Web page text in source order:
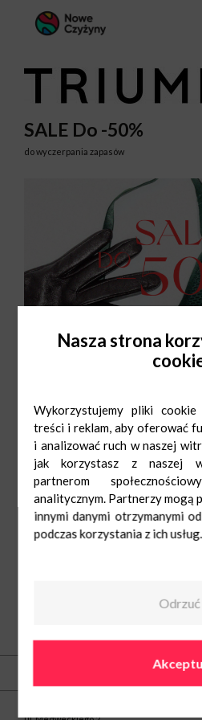
SALE Do -50%
do wyczerpania zapasów
O nas
Nasza strona
Wykorzystujemy pliki cookie
treści i reklam, aby oferować
i analizować ruch w naszej
jak korzystasz z naszej
partnerom
analitycznym. Partnerzy mogą
innymi danymi otrzymanymi
podczas korzystania z ich usług.
Odrzuć